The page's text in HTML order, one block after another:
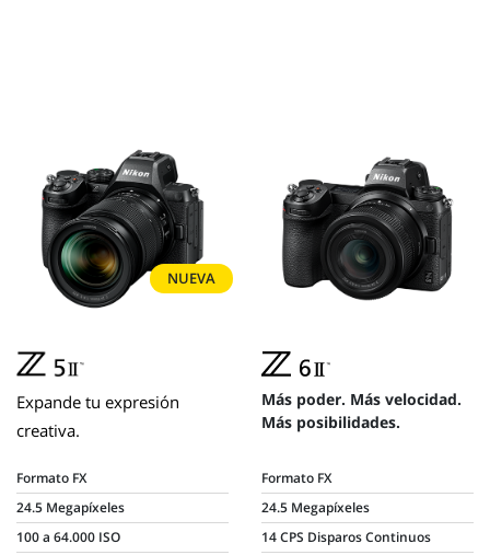
NUEVA
Expande tu expresión
creativa.
Formato FX
24.5 Megapíxeles
100 a 64.000 ISO
Más poder. Más velocidad.
Más posibilidades.
Formato FX
24.5 Megapíxeles
14 CPS Disparos Continuos